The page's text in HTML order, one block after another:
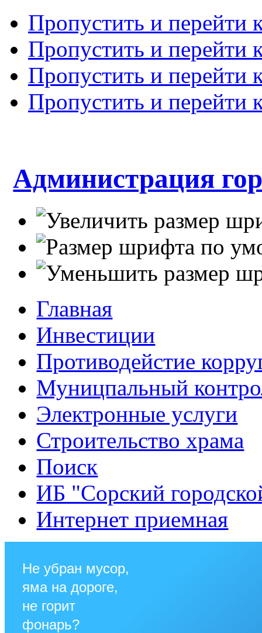
Пропустить и перейти
Пропустить и перейти
Пропустить и перейти
Пропустить и перейти
Администрация
Главная
Инвестиции
Противодейстие
Муницпальный
Электронные услуги
Строительство храма
Поиск
ИБ "Сорский
Интернет приемная
Не убран мусор,
яма на дороге,
не горит
фонарь?